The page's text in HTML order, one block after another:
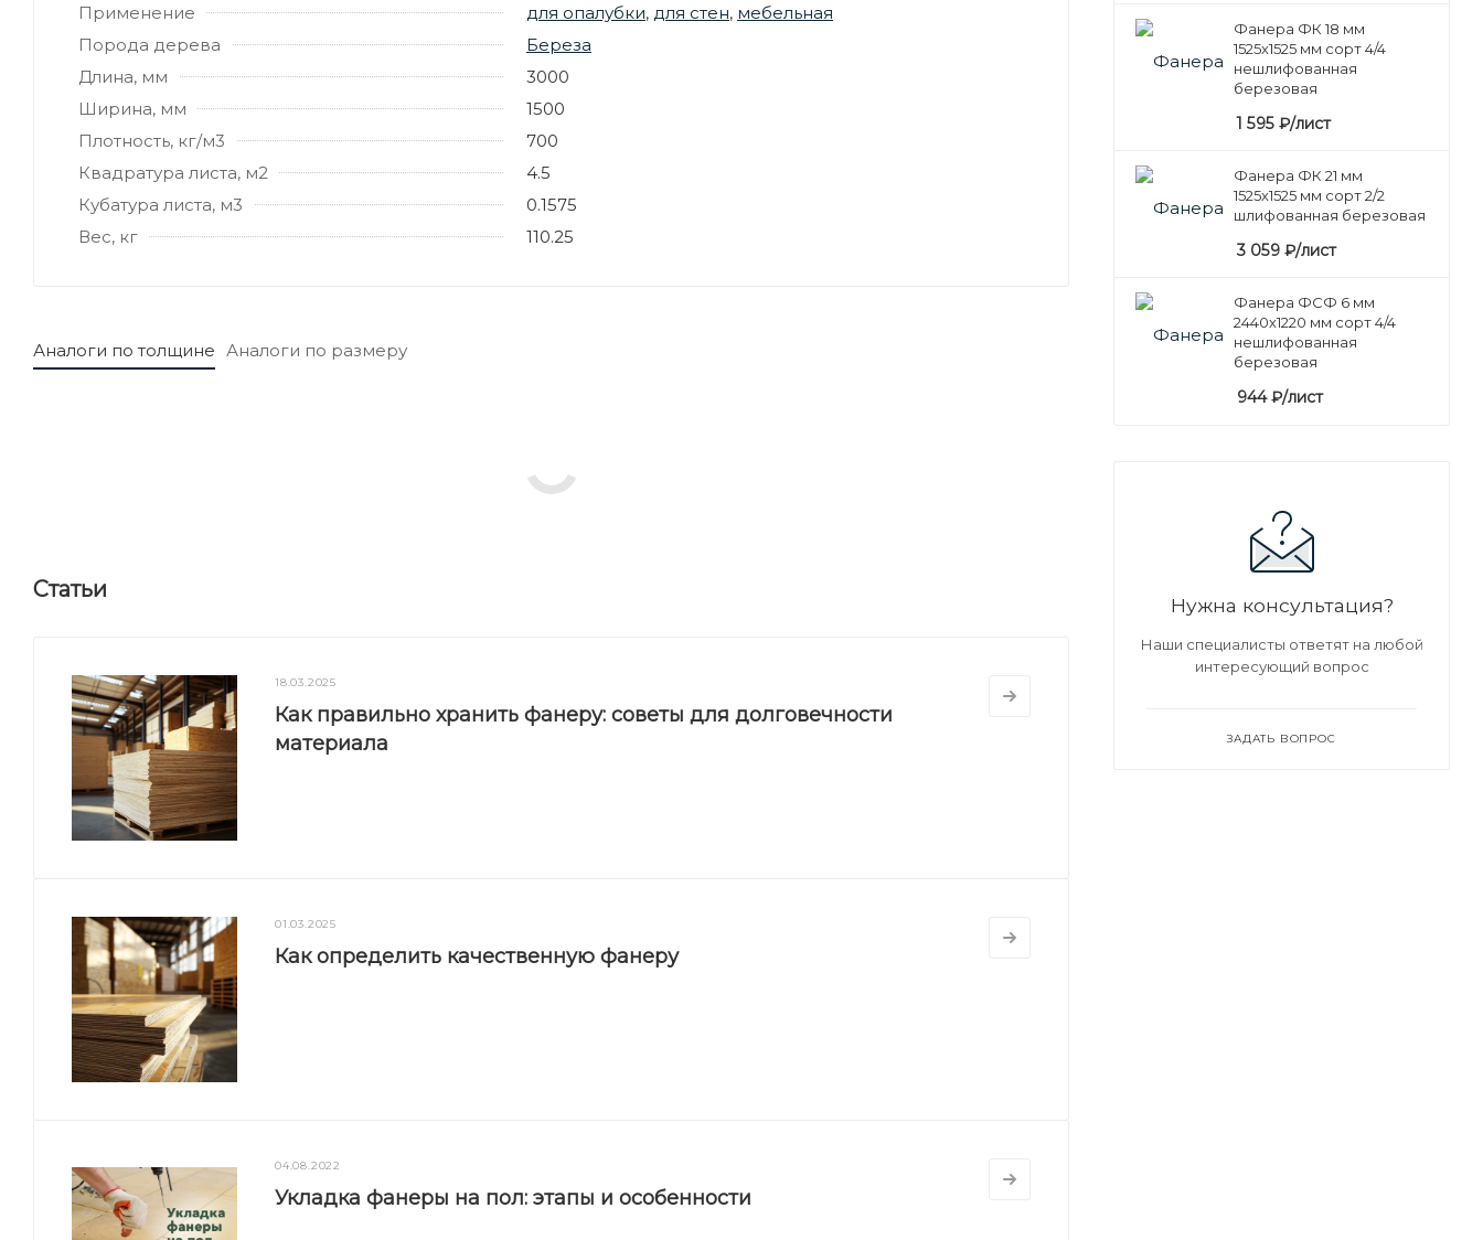
Применение
для опалубки, для стен, мебельная
Порода дерева
Береза
Длина, мм
3000
Ширина, мм
1500
Плотность, кг/м3
700
Квадратура листа, м2
4.5
Кубатура листа, м3
0.1575
Вес, кг
110.25
Аналоги по толщине Аналоги по размеру
Статьи
18.03.2025
Как правильно хранить фанеру: советы для долговечности
материала
01.03.2025
Как определить качественную фанеру
04.08.2022
Укладка фанеры на пол: этапы и особенности
Фанера ФК 18 мм
1525х1525 мм сорт 4/4
нешлифованная
березовая
1 595 ₽/лист
Фанера ФК 21 мм
1525х1525 мм сорт 2/2
шлифованная березовая
3 059 ₽/лист
Фанера ФСФ 6 мм
2440х1220 мм сорт 4/4
нешлифованная
березовая
944₽/лист
Нужна консультация?
Наши специалисты ответят на любой
интересующий вопрос
ЗАДАТЬ ВОПРОС